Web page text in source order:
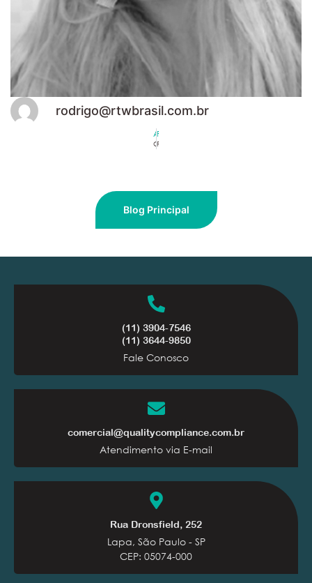
rodrigo@rtwbrasil.com.br
Blog Principal
(11) 3904-7546
(11) 3644-9850
Fale Conosco
comercial@qualitycompliance.com.br
Atendimento via E-mail
Rua Dronsfield, 252
Lapa, São Paulo - SP
CEP: 05074-000